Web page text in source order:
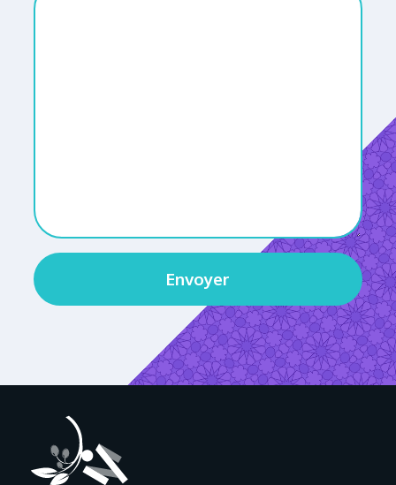
Envoyer